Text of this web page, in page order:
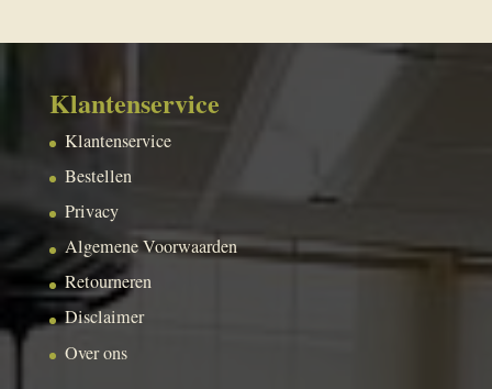
Klantenservice
Klantenservice
Bestellen
Privacy
Algemene Voorwaarden
Retourneren
Disclaimer
Over ons